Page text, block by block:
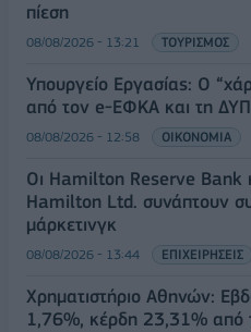
πίεση
08/08/2026 - 13:21 ΤΟΥΡΙΣΜΟΣ
Υπουργείο Εργασίας: Ο
από τον e-ΕΦΚΑ και τη
08/08/2026 - 12:58 ΟΙΚΟΝΟΜΙΑ
Οι Hamilton Reserve Bank
Hamilton Ltd. συνάπτουν
μάρκετινγκ
08/08/2026 - 13:44 ΕΠΙΧΕΙΡΗΣΕΙΣ
Χρηματιστήριο Αθηνών:
1,76%, κέρδη 23,31% από